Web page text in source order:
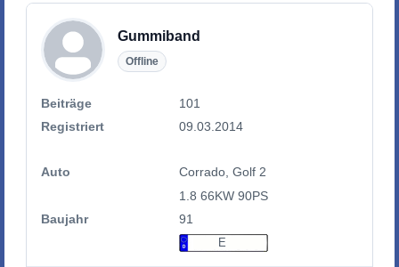
Gummiband
Offline
Beiträge
101
Registriert
09.03.2014
Auto
Corrado, Golf 2
1.8 66KW 90PS
Baujahr
91
E